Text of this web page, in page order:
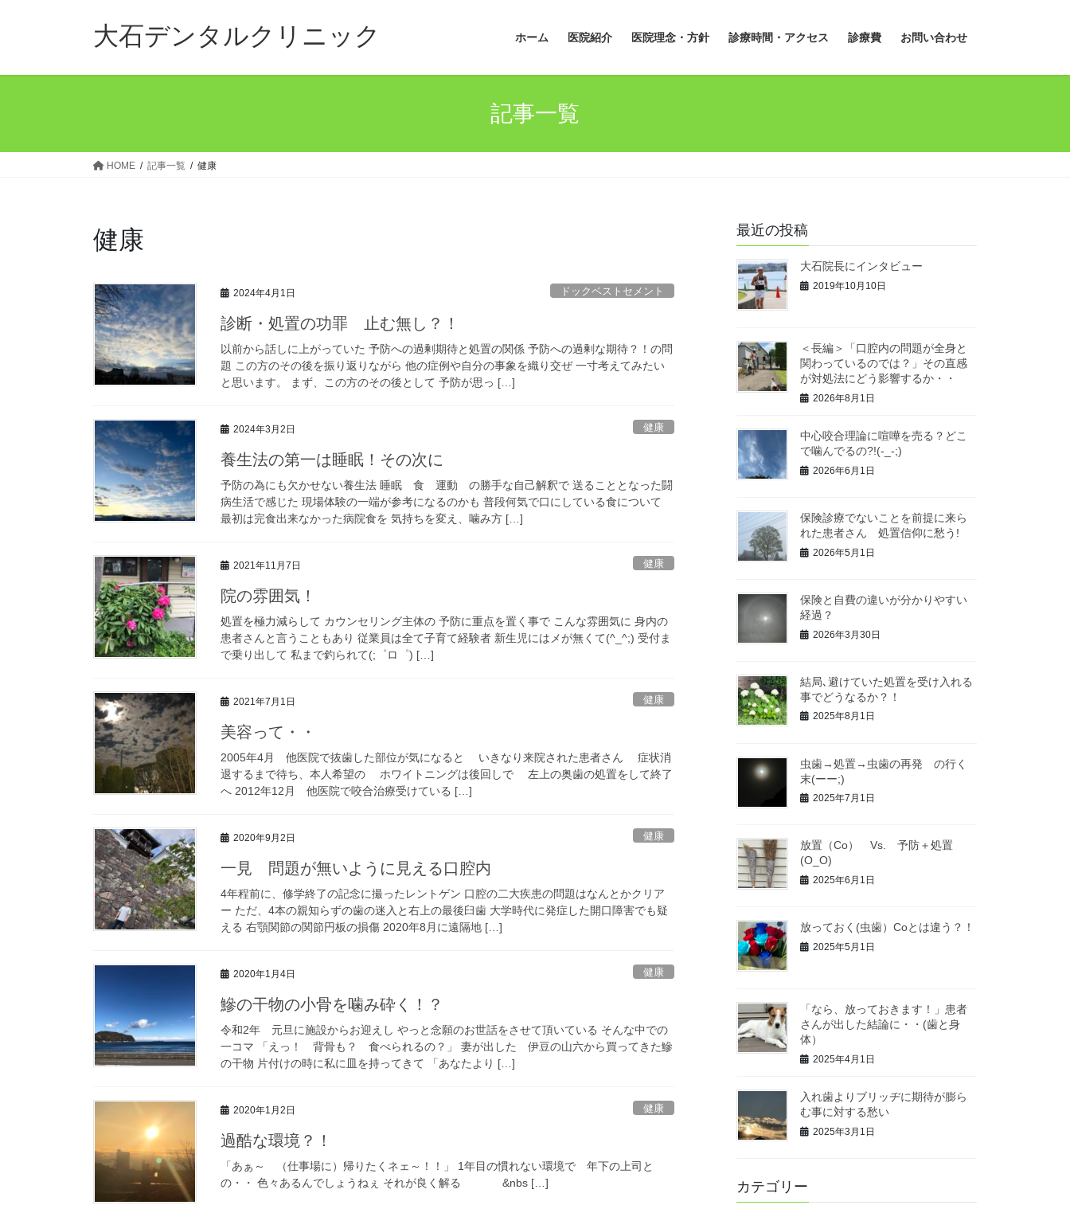
大石デンタルクリニック ホーム 医院紹介 医院理念・方針 診療時間・アクセス 診療費 お問い合わせ
記事一覧
HOME 記事一覧 健康
健康
2024年4月1日 ドックベストセメント
診断・処置の功罪 止む無し？！
以前から話しに上がっていた 予防への過剰期待と処置の関係 予防への過剰な期待？！の問
題 この方のその後を振り返りながら 他の症例や自分の事象を織り交ぜ 一寸考えてみたい
と思います。 まず、この方のその後として 予防が思っ […]
2024年3月2日 健康
養生法の第一は睡眠！その次に
予防の為にも欠かせない養生法 睡眠 食 運動 の勝手な自己解釈で 送ることとなった闘
病生活で感じた 現場体験の一端が参考になるのかも 普段何気で口にしている食について
最初は完食出来なかった病院食を 気持ちを変え、噛み方 […]
2021年11月7日 健康
院の雰囲気！
処置を極力減らして カウンセリング主体の 予防に重点を置く事で こんな雰囲気に 身内の
患者さんと言うこともあり 従業員は全て子育て経験者 新生児にはメが無くて(^_^;) 受付ま
で乗り出して 私まで釣られて(;゜ロ゜) […]
2021年7月1日 健康
美容って・・
2005年4月 他医院で抜歯した部位が気になると いきなり来院された患者さん 症状消
退するまで待ち、本人希望の ホワイトニングは後回しで 左上の奥歯の処置をして終了
へ 2012年12月 他医院で咬合治療受けている […]
2020年9月2日 健康
一見 問題が無いように見える口腔内
4年程前に、修学終了の記念に撮ったレントゲン 口腔の二大疾患の問題はなんとかクリア
ー ただ、4本の親知らずの歯の迷入と右上の最後臼歯 大学時代に発症した開口障害でも疑
える 右顎関節の関節円板の損傷 2020年8月に遠隔地 […]
2020年1月4日 健康
鰺の干物の小骨を噛み砕く！？
令和2年 元旦に施設からお迎えし やっと念願のお世話をさせて頂いている そんな中での
一コマ 「えっ！ 背骨も？ 食べられるの？」 妻が出した 伊豆の山六から買ってきた鰺
の干物 片付けの時に私に皿を持ってきて 「あなたより […]
2020年1月2日 健康
過酷な環境？！
「あぁ～ （仕事場に）帰りたくネェ～！！」 1年目の慣れない環境で 年下の上司と
の・・ 色々あるんでしょうねぇ それが良く解る &nbs […]
最近の投稿
大石院長にインタビュー
2019年10月10日
＜長編＞「口腔内の問題が全身と
関わっているのでは？」その直感
が対処法にどう影響するか・・
2026年8月1日
中心咬合理論に喧嘩を売る？どこ
で噛んでるの?!(-_-;)
2026年6月1日
保険診療でないことを前提に来ら
れた患者さん 処置信仰に愁う!
2026年5月1日
保険と自費の違いが分かりやすい
経過？
2026年3月30日
結局､避けていた処置を受け入れる
事でどうなるか？！
2025年8月1日
虫歯→処置→虫歯の再発 の行く
末(ーー;)
2025年7月1日
放置（Co） Vs. 予防＋処置
(O_O)
2025年6月1日
放っておく(虫歯）Coとは違う？！
2025年5月1日
「なら、放っておきます！」患者
さんが出した結論に・・(歯と身
体）
2025年4月1日
入れ歯よりブリッヂに期待が膨ら
む事に対する愁い
2025年3月1日
カテゴリー